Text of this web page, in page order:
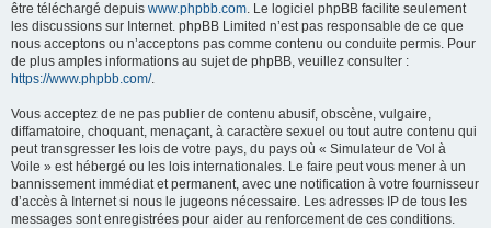
être téléchargé depuis www.phpbb.com. Le logiciel phpBB facilite seulement
les discussions sur Internet. phpBB Limited n’est pas responsable de ce que
nous acceptons ou n’acceptons pas comme contenu ou conduite permis. Pour
de plus amples informations au sujet de phpBB, veuillez consulter :
https://www.phpbb.com/.
Vous acceptez de ne pas publier de contenu abusif, obscène, vulgaire,
diffamatoire, choquant, menaçant, à caractère sexuel ou tout autre contenu qui
peut transgresser les lois de votre pays, du pays où « Simulateur de Vol à
Voile » est hébergé ou les lois internationales. Le faire peut vous mener à un
bannissement immédiat et permanent, avec une notification à votre fournisseur
d’accès à Internet si nous le jugeons nécessaire. Les adresses IP de tous les
messages sont enregistrées pour aider au renforcement de ces conditions.